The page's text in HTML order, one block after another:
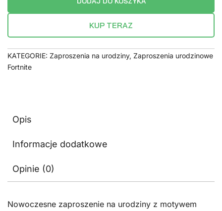
KUP TERAZ
KATEGORIE: Zaproszenia na urodziny, Zaproszenia urodzinowe
Fortnite
Opis
Informacje dodatkowe
Opinie (0)
Nowoczesne zaproszenie na urodziny z motywem